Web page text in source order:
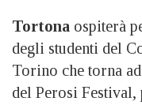
Tortona ospiterà
degli studenti del
Torino che torna
del Perosi